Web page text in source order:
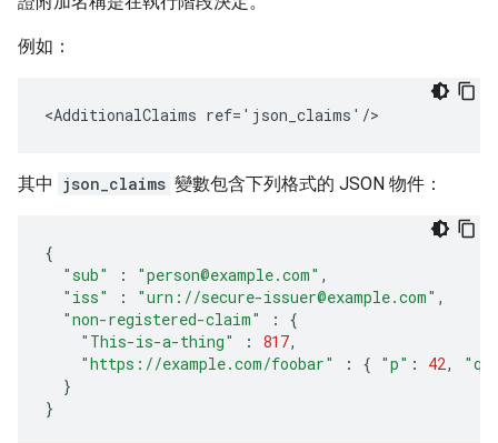
例如：
<AdditionalClaims ref='json_claims'/>
其中 json_claims 變數包含下列格式的 JSON 物件：
{
"sub"
: "person@example.com" ,
"iss"
: "urn://secure-issuer@example.com" ,
"non-registered-claim"
:
{
"This-is-a-thing"
: 817,
"https://example.com/foobar"
: { "p" : 42, "q"
}
}